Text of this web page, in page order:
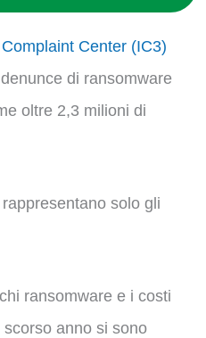
Center (IC3)
di ransomware
oltre 2,3 milioni di
solo gli
ransomware e i costi
anno si sono